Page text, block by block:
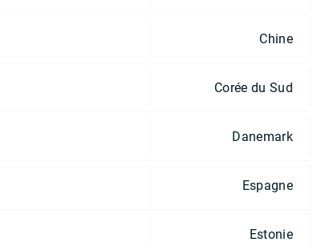
Chine
Corée du Sud
Danemark
Espagne
Estonie